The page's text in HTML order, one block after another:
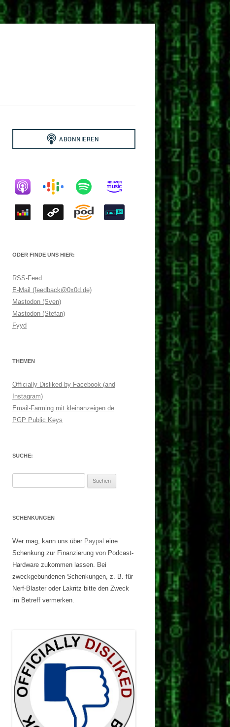
ODER FINDE UNS HIER:
RSS-Feed
E-Mail (feedback@0x0d.de)
Mastodon (Sven)
Mastodon (Stefan)
Fyyd
THEMEN
Officially Disliked by Facebook (and
Instagram)
Email-Farming mit kleinanzeigen.de
PGP Public Keys
SUCHE:
SCHENKUNGEN
Wer mag, kann uns über Paypal eine
Schenkung zur Finanzierung von Podcast-
Hardware zukommen lassen. Bei
zweckgebundenen Schenkungen, z. B. für
Nerf-Blaster oder Lakritz bitte den Zweck
im Betreff vermerken.